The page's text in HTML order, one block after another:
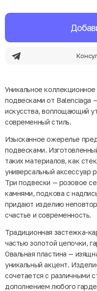
Уникальное
подвесками от Balenciaga
искусства, воплощающий
современный стиль.
Изысканное ожерелье
подвесками.
таких материалов, как
универсальный аксессуар
Три подвески — розовое
камнями, подкова с
придают изделию
счастье и современность.
Традиционная застежка-
частью золотой цепочки,
Овальная пластина —
уникальный акцент.
сочетается с различными
дополнением любого